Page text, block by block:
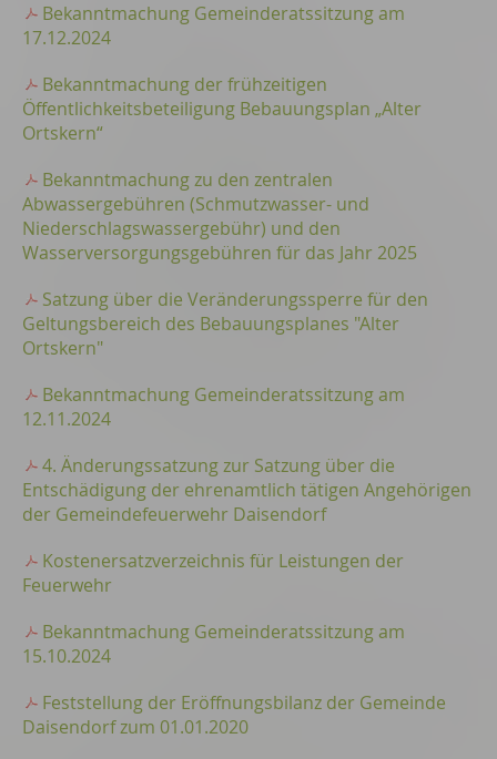
Bekanntmachung Gemeinderatssitzung am
17.12.2024
Bekanntmachung der frühzeitigen
Öffentlichkeitsbeteiligung Bebauungsplan „Alter
Ortskern“
Bekanntmachung zu den zentralen
Abwassergebühren (Schmutzwasser- und
Niederschlagswassergebühr) und den
Wasserversorgungsgebühren für das Jahr 2025
Satzung über die Veränderungssperre für den
Geltungsbereich des Bebauungsplanes "Alter
Ortskern"
Bekanntmachung Gemeinderatssitzung am
12.11.2024
4. Änderungssatzung zur Satzung über die
Entschädigung der ehrenamtlich tätigen Angehörigen
der Gemeindefeuerwehr Daisendorf
Kostenersatzverzeichnis für Leistungen der
Feuerwehr
Bekanntmachung Gemeinderatssitzung am
15.10.2024
Feststellung der Eröffnungsbilanz der Gemeinde
Daisendorf zum 01.01.2020